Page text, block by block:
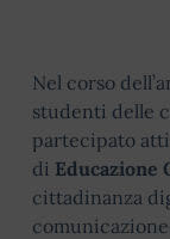
Nel corso
studenti delle
partecipato
di Educazione
cittadinanza